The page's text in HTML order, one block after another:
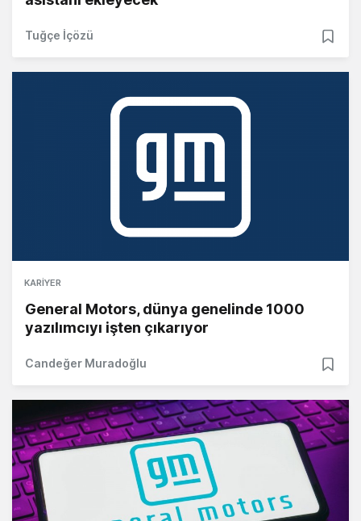
Tuğçe İçözü
KARIYER
General Motors, dünya genelinde 1000
yazılımcıyı işten çıkarıyor
Candeğer Muradoğlu